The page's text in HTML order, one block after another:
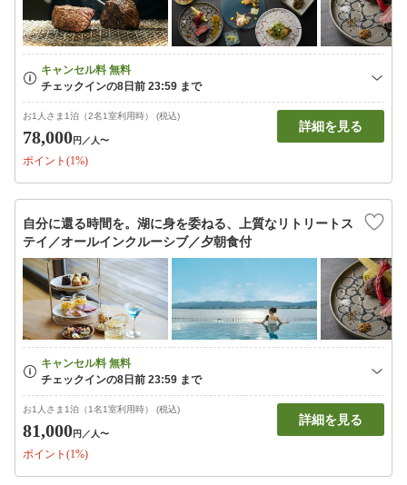
お1人さま1泊（2名1室利用時） (税込)
78,000円 ／人〜
ポイント(1%)
詳細を見る
自分に還る時間を。湖に身を委ねる、上質なリトリートス
テイ／オールインクルーシブ／夕朝食付
お1人さま1泊（1名1室利用時） (税込)
81,000円 ／人〜
ポイント(1%)
詳細を見る